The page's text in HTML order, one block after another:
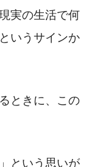
実の生活で何
いうサインか
ときに、この
という思いが